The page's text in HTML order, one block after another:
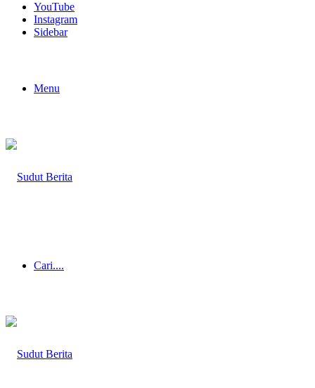
YouTube
Instagram
Sidebar
Menu
Cari....